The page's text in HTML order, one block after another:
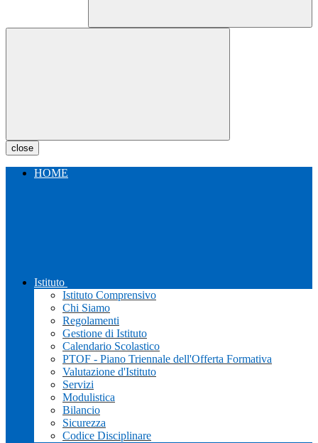
close
HOME
Istituto
Istituto Comprensivo
Chi Siamo
Regolamenti
Gestione di Istituto
Calendario Scolastico
PTOF - Piano Triennale dell'Offerta Formativa
Valutazione d'Istituto
Servizi
Modulistica
Bilancio
Sicurezza
Codice Disciplinare